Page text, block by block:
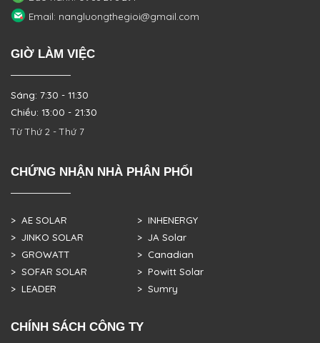
Email: nangluongthegioi@gmail.com
GIỜ LÀM VIỆC
Sáng: 7:30 - 11:30
Chiều: 13:00 - 21:30
Từ Thứ 2 - Thứ 7
CHỨNG NHẬN NHÀ PHÂN PHỐI
> AE SOLAR
> JINKO SOLAR
> GROWATT
> SOFAR SOLAR
> LEADER
> INHENERGY
> JA Solar
> Canadian
> Powitt Solar
> Sumry
CHÍNH SÁCH CÔNG TY